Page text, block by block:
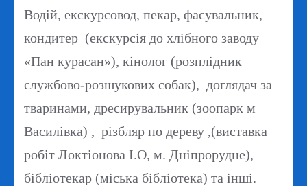
Водій, екскурсовод, пекар, фасувальник,
кондитер (екскурсія до хлібного заводу
«Пан курасан»), кінолог (розплідник
службово-розшукових собак), доглядач за
тваринами, дресирувальник (зоопарк м
Василівка) , різбляр по дереву ,(виставка
робіт Локтіонова І.О, м. Дніпрорудне),
бібліотекар (міська бібліотека) та інші.